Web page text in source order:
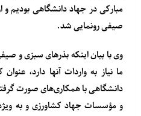
مبارکی در جهاد دانشگاهی بودیم
صیفی رونمایی شد.
وی با بیان اینکه بذرهای سبزی
ما نیاز به واردات آنها دارد،
دانشگاهی با همکاری‌های صورت
و مؤسسات جهاد کشاورزی و به